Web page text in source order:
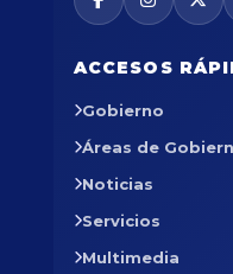
ACCESOS
Gobierno
Áreas de
Noticias
Servicios
Multimedia